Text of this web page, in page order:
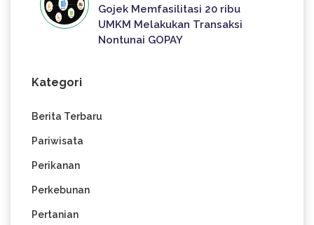
Gojek Memfasilitasi 20 ribu
UMKM Melakukan Transaksi
Nontunai GOPAY
Kategori
Berita Terbaru
Pariwisata
Perikanan
Perkebunan
Pertanian